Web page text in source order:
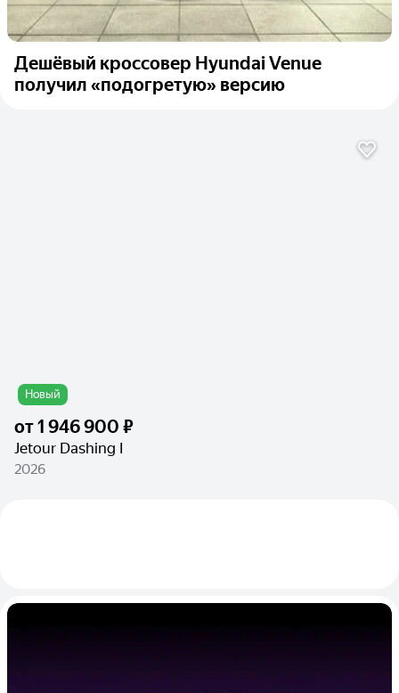
Дешёвый кроссовер Hyundai Venue
получил «подогретую» версию
Новый
от1 946 900 ₽
Jetour Dashing I
2026